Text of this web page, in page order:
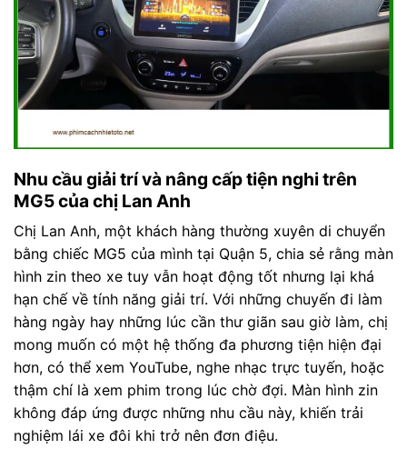
Nhu cầu giải trí và nâng cấp tiện nghi trên
MG5 của chị Lan Anh
Chị Lan Anh, một khách hàng thường xuyên di chuyển
bằng chiếc MG5 của mình tại Quận 5, chia sẻ rằng màn
hình zin theo xe tuy vẫn hoạt động tốt nhưng lại khá
hạn chế về tính năng giải trí. Với những chuyến đi làm
hàng ngày hay những lúc cần thư giãn sau giờ làm, chị
mong muốn có một hệ thống đa phương tiện hiện đại
hơn, có thể xem YouTube, nghe nhạc trực tuyến, hoặc
thậm chí là xem phim trong lúc chờ đợi. Màn hình zin
không đáp ứng được những nhu cầu này, khiến trải
nghiệm lái xe đôi khi trở nên đơn điệu.